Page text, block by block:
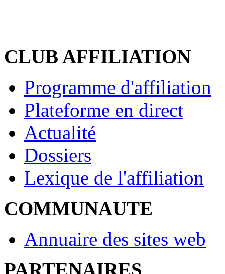
CLUB AFFILIATION
Programme d'affiliation
Plateforme en direct
Actualité
Dossiers
Lexique de l'affiliation
COMMUNAUTE
Annuaire des sites web